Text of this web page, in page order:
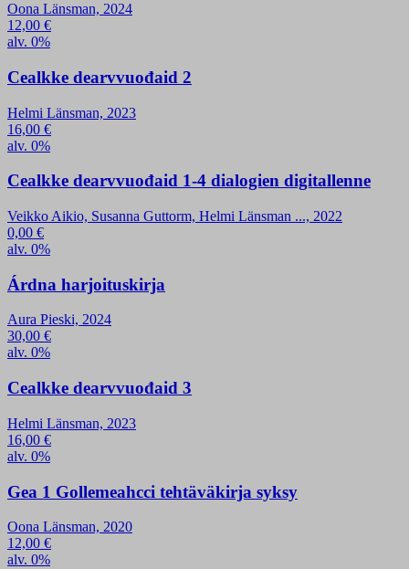
Oona Länsman, 2024
12,00 €
alv. 0%
Cealkke dearvvuođaid 2
Helmi Länsman, 2023
16,00 €
alv. 0%
Cealkke dearvvuođaid 1-4 dialogien digitallenne
Veikko Aikio, Susanna Guttorm, Helmi Länsman ..., 2022
0,00 €
alv. 0%
Árdna harjoituskirja
Aura Pieski, 2024
30,00 €
alv. 0%
Cealkke dearvvuođaid 3
Helmi Länsman, 2023
16,00 €
alv. 0%
Gea 1 Gollemeahcci tehtäväkirja syksy
Oona Länsman, 2020
12,00 €
alv. 0%